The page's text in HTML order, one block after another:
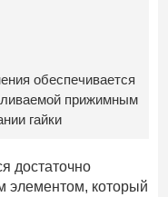
обеспечивается
прижимным
гайки
достаточно
элементом, который